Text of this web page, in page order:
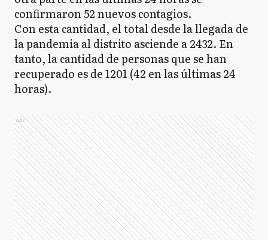
confirmaron 52 nuevos contagios.
Con esta cantidad, el total desde la llegada de
la pandemia al distrito asciende a 2432. En
tanto, la cantidad de personas que se han
recuperado es de 1201 (42 en las últimas 24
horas).
Ads